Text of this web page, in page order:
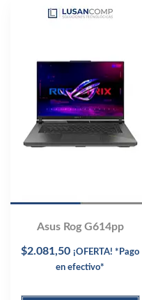
Asus Rog G614pp
$2.081,50 ¡OFERTA! *Pago
en efectivo*